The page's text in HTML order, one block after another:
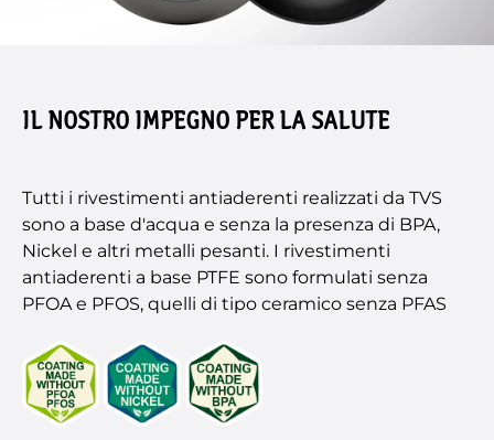
IL NOSTRO IMPEGNO PER LA SALUTE
Tutti i rivestimenti antiaderenti realizzati da TVS
sono a base d'acqua e senza la presenza di BPA,
Nickel e altri metalli pesanti. I rivestimenti
antiaderenti a base PTFE sono formulati senza
PFOA e PFOS, quelli di tipo ceramico senza PFAS